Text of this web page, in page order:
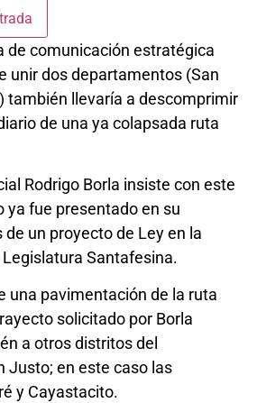
de comunicación estratégica
unir dos departamentos (San
también llevaría a descomprimir
de una ya colapsada ruta
Rodrigo Borla insiste con este
ya fue presentado en su
un proyecto de Ley en la
Santafesina.
una pavimentación de la ruta
solicitado por Borla
a otros distritos del
Justo; en este caso las
y Cayastacito.